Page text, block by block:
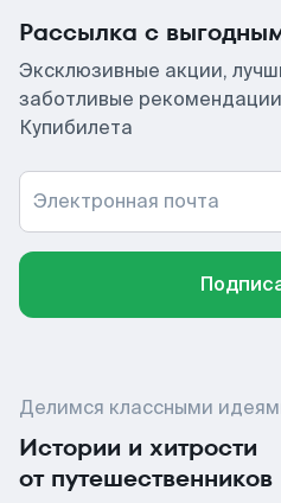
Рассылка с
Эксклюзивные акции,
заботливые
Купибилета
Электронная почта
Делимся классными
Истории и хитрости
от путешественников